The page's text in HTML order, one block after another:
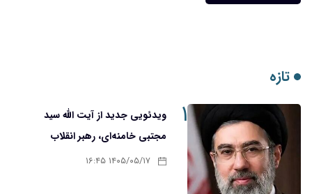
تازه
۱
ویدئویی جدید از آیت الله سید
مجتبی خامنه‌ای، رهبر انقلاب
۱۴۰۵/۰۵/۱۷ ۱۶:۴۵